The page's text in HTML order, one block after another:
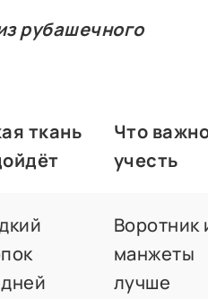
рубашечного
ткань
Что
учесть
Воротник
манжеты
лучше